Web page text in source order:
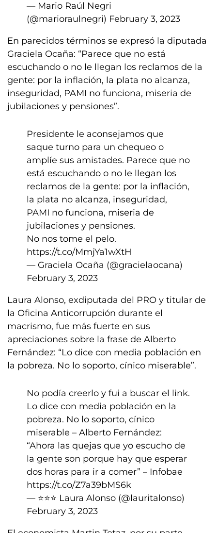
— Mario Raúl Negri
(@marioraulnegri) February 3, 2023
En parecidos términos se expresó la diputada
Graciela Ocaña: “Parece que no está
escuchando o no le llegan los reclamos de la
gente: por la inflación, la plata no alcanza,
inseguridad, PAMI no funciona, miseria de
jubilaciones y pensiones”.
Presidente le aconsejamos que
saque turno para un chequeo o
amplíe sus amistades. Parece que no
está escuchando o no le llegan los
reclamos de la gente: por la inflación,
la plata no alcanza, inseguridad,
PAMI no funciona, miseria de
jubilaciones y pensiones.
No nos tome el pelo.
https://t.co/MmjYa1wXtH
— Graciela Ocaña (@gracielaocana)
February 3, 2023
Laura Alonso, exdiputada del PRO y titular de
la Oficina Anticorrupción durante el
macrismo, fue más fuerte en sus
apreciaciones sobre la frase de Alberto
Fernández: “Lo dice con media población en
la pobreza. No lo soporto, cínico miserable”.
No podía creerlo y fui a buscar el link.
Lo dice con media población en la
pobreza. No lo soporto, cínico
miserable – Alberto Fernández:
“Ahora las quejas que yo escucho de
la gente son porque hay que esperar
dos horas para ir a comer” – Infobae
https://t.co/Z7a39bMS6k
— ⭐️⭐️⭐️ Laura Alonso (@lauritalonso)
February 3, 2023